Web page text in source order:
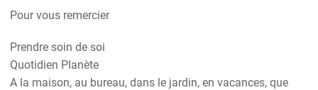
Pour vous remercier
Prendre soin de soi
Quotidien Planète
A la maison, au bureau, dans le jardin, en vacances, que